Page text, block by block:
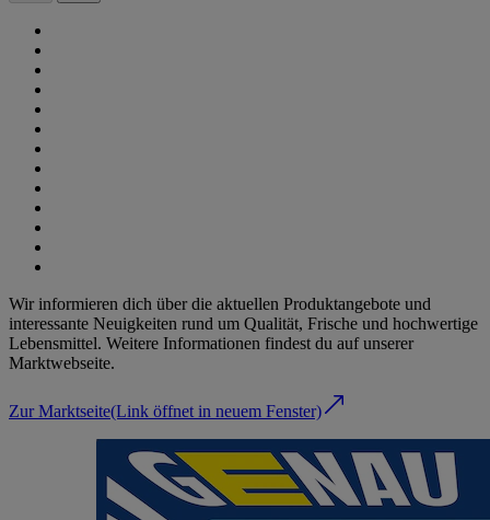
Wir informieren dich über die aktuellen Produktangebote und
interessante Neuigkeiten rund um Qualität, Frische und hochwertige
Lebensmittel. Weitere Informationen findest du auf unserer
Marktwebseite.
Zur Marktseite(Link öffnet in neuem Fenster)